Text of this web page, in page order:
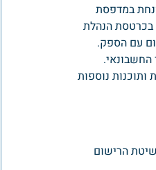
במדפסת
בכרטסת הנהלת
עם הספק.
נוספות
הרישום